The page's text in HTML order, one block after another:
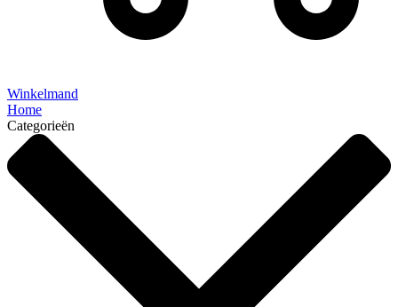
Winkelmand
Home
Categorieën